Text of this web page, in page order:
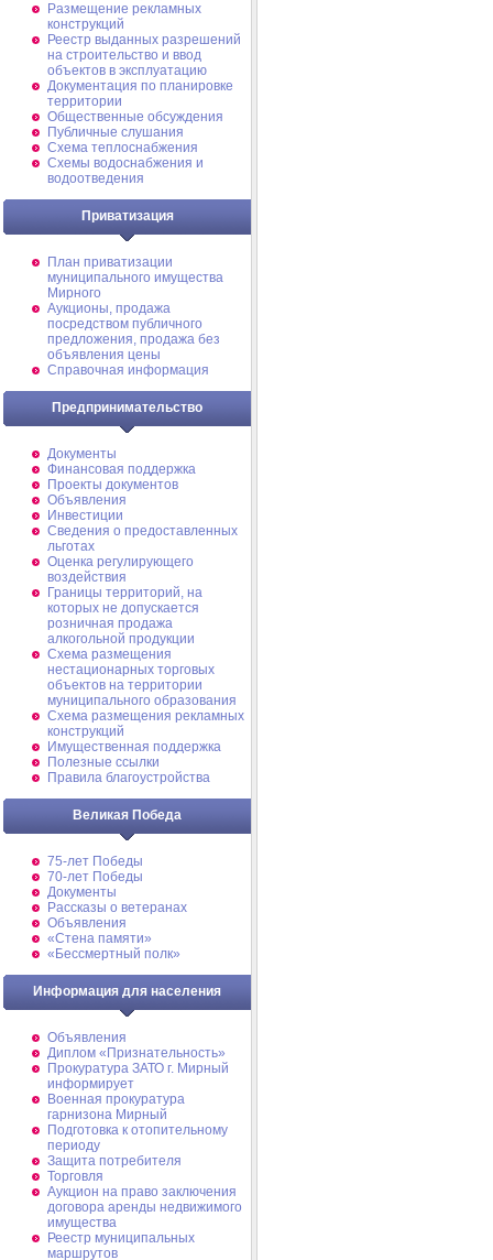
Размещение рекламных
конструкций
Реестр выданных разрешений
на строительство и ввод
объектов в эксплуатацию
Документация по планировке
территории
Общественные обсуждения
Публичные слушания
Схема теплоснабжения
Схемы водоснабжения и
водоотведения
Приватизация
План приватизации
муниципального имущества
Мирного
Аукционы, продажа
посредством публичного
предложения, продажа без
объявления цены
Справочная информация
Предпринимательство
Документы
Финансовая поддержка
Проекты документов
Объявления
Инвестиции
Сведения о предоставленных
льготах
Оценка регулирующего
воздействия
Границы территорий, на
которых не допускается
розничная продажа
алкогольной продукции
Схема размещения
нестационарных торговых
объектов на территории
муниципального образования
Схема размещения рекламных
конструкций
Имущественная поддержка
Полезные ссылки
Правила благоустройства
Великая Победа
75-лет Победы
70-лет Победы
Документы
Рассказы о ветеранах
Объявления
«Стена памяти»
«Бессмертный полк»
Информация для населения
Объявления
Диплом «Признательность»
Прокуратура ЗАТО г. Мирный
информирует
Военная прокуратура
гарнизона Мирный
Подготовка к отопительному
периоду
Защита потребителя
Торговля
Аукцион на право заключения
договора аренды недвижимого
имущества
Реестр муниципальных
маршрутов